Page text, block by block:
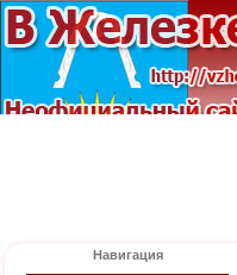
Навигация